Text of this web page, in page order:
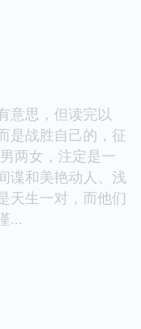
意思，但读完以
是战胜自己的，征
两女，注定是一
谍和美艳动人、浅
天生一对，而他们
...